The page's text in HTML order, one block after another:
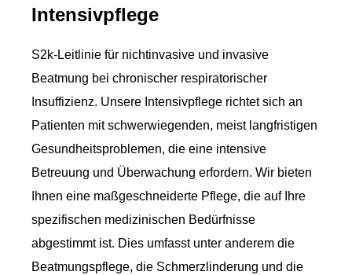
Intensivpflege
S2k-Leitlinie für nichtinvasive und invasive
Beatmung bei chronischer respiratorischer
Insuffizienz. Unsere Intensivpflege richtet sich an
Patienten mit schwerwiegenden, meist langfristigen
Gesundheitsproblemen, die eine intensive
Betreuung und Überwachung erfordern. Wir bieten
Ihnen eine maßgeschneiderte Pflege, die auf Ihre
spezifischen medizinischen Bedürfnisse
abgestimmt ist. Dies umfasst unter anderem die
Beatmungspflege, die Schmerzlinderung und die